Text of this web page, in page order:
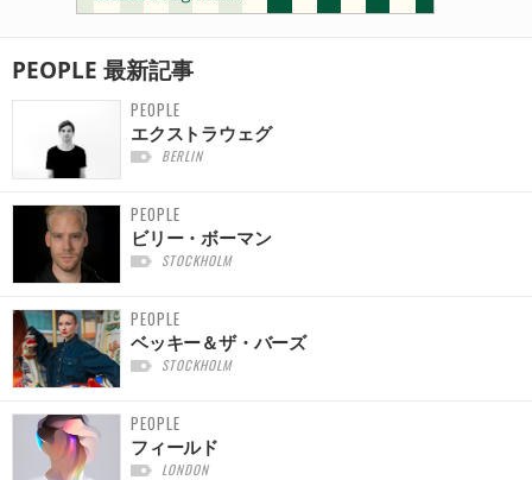
PEOPLE 最新記事
PEOPLE
エクストラウェグ
BERLIN
PEOPLE
ビリー・ボーマン
STOCKHOLM
PEOPLE
ベッキー＆ザ・バーズ
STOCKHOLM
PEOPLE
フィールド
LONDON